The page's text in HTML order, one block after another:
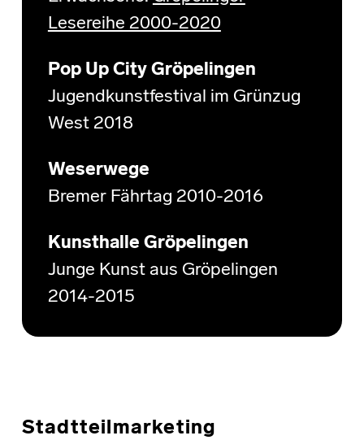
Lesereihe 2000-2020
Pop Up City Gröpelingen
Jugendkunstfestival im Grünzug
West 2018
Weserwege
Bremer Fährtag 2010-2016
Kunsthalle Gröpelingen
Junge Kunst aus Gröpelingen
2014-2015
Stadtteilmarketing